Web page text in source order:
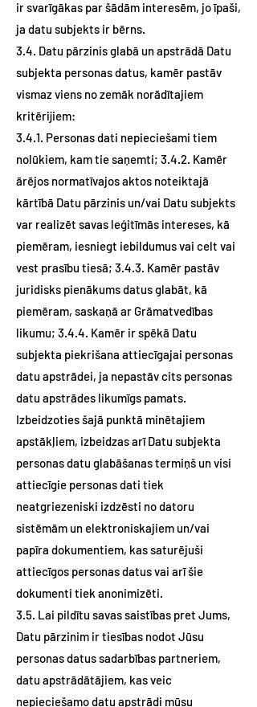
ir svarīgākas par šādām interesēm, jo īpaši,
ja datu subjekts ir bērns.
3.4. Datu pārzinis glabā un apstrādā Datu
subjekta personas datus, kamēr pastāv
vismaz viens no zemāk norādītajiem
kritērijiem:
3.4.1. Personas dati nepieciešami tiem
nolūkiem, kam tie saņemti; 3.4.2. Kamēr
ārējos normatīvajos aktos noteiktajā
kārtībā Datu pārzinis un/vai Datu subjekts
var realizēt savas leģitīmās intereses, kā
piemēram, iesniegt iebildumus vai celt vai
vest prasību tiesā; 3.4.3. Kamēr pastāv
juridisks pienākums datus glabāt, kā
piemēram, saskaņā ar Grāmatvedības
likumu; 3.4.4. Kamēr ir spēkā Datu
subjekta piekrišana attiecīgajai personas
datu apstrādei, ja nepastāv cits personas
datu apstrādes likumīgs pamats.
Izbeidzoties šajā punktā minētajiem
apstākļiem, izbeidzas arī Datu subjekta
personas datu glabāšanas termiņš un visi
attiecīgie personas dati tiek
neatgriezeniski izdzēsti no datoru
sistēmām un elektroniskajiem un/vai
papīra dokumentiem, kas saturējuši
attiecīgos personas datus vai arī šie
dokumenti tiek anonimizēti.
3.5. Lai pildītu savas saistības pret Jums,
Datu pārzinim ir tiesības nodot Jūsu
personas datus sadarbības partneriem,
datu apstrādātājiem, kas veic
nepieciešamo datu apstrādi mūsu